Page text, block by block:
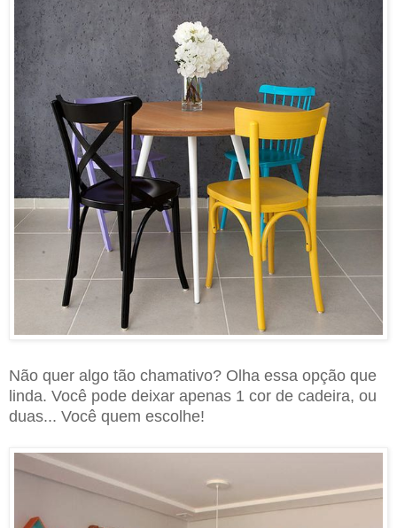
Não quer algo tão chamativo? Olha essa opção que
linda. Você pode deixar apenas 1 cor de cadeira, ou
duas... Você quem escolhe!